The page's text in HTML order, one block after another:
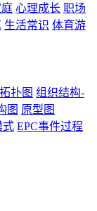
心理成长 职场
生活常识 体育游
扑图 组织结构-
图 原型图
式 EPC事件过程